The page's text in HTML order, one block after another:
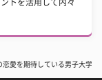
トを活用して内々
恋愛を期待している男子大学